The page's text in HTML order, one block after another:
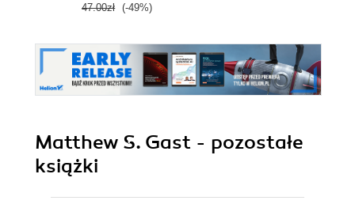
47.00zł (-49%)
Matthew S. Gast - pozostałe
książki